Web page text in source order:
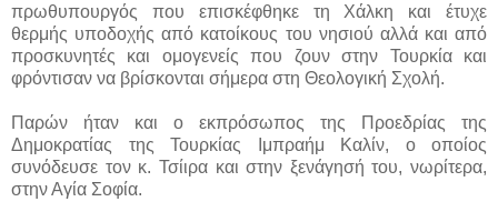
πρωθυπουργός που επισκέφθηκε τη Χάλκη και έτυχε
θερμής υποδοχής από κατοίκους του νησιού αλλά και από
προσκυνητές και ομογενείς που ζουν στην Τουρκία και
φρόντισαν να βρίσκονται σήμερα στη Θεολογική Σχολή.
Παρών ήταν και ο εκπρόσωπος της Προεδρίας της
Δημοκρατίας της Τουρκίας Ιμπραήμ Καλίν, ο οποίος
συνόδευσε τον κ. Τσίιρα και στην ξενάγησή του, νωρίτερα,
στην Αγία Σοφία.